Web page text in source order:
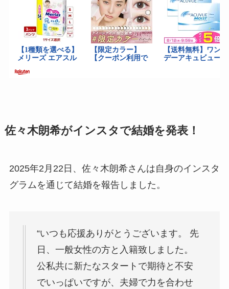
佐々木朗希がインスタで結婚を発表！
2025年2月22日、佐々木朗希さんは自身のインスタ
グラムを通じて結婚を報告しました。
“いつも応援ありがとうございます。 先
日、一般女性の方と入籍致しました。
公私共に新たなスタートで期待と不安
でいっぱいですが、夫婦で力を合わせ